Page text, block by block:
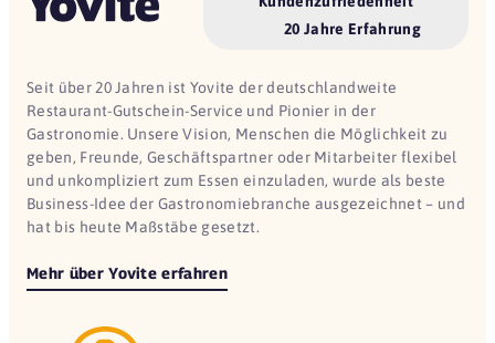
20 Jahre Erfahrung
Seit über 20 Jahren ist Yovite der deutschlandweite
Restaurant-Gutschein-Service und Pionier in der
Gastronomie. Unsere Vision, Menschen die Möglichkeit zu
geben, Freunde, Geschäftspartner oder Mitarbeiter flexibel
und unkompliziert zum Essen einzuladen, wurde als beste
Business-Idee der Gastronomiebranche ausgezeichnet – und
hat bis heute Maßstäbe gesetzt.
Mehr über Yovite erfahren